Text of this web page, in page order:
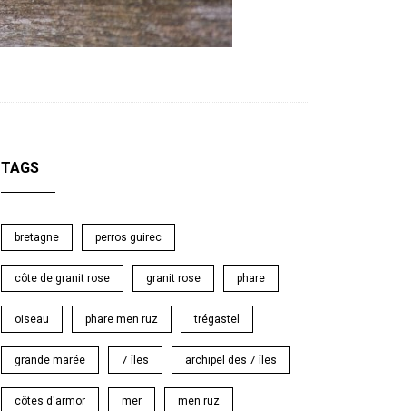
TAGS
bretagne perros guirec
côte de granit rose granit rose phare
oiseau phare men ruz trégastel
grande marée 7 îles archipel des 7 îles
côtes d'armor mer men ruz